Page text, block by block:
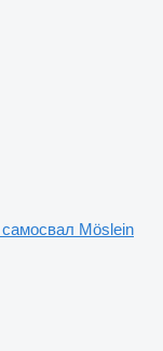
Möslein